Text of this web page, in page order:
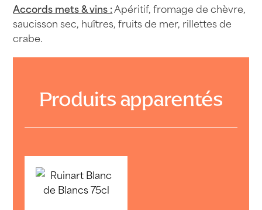
Accords mets & vins :Apéritif, fromage de chèvre,
saucisson sec, huîtres, fruits de mer, rillettes de
crabe.
Produits apparentés